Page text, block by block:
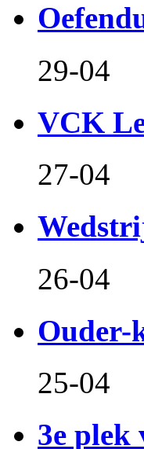
29-04
VCK
27-04
26-04
Ouder-
25-04
3e plek